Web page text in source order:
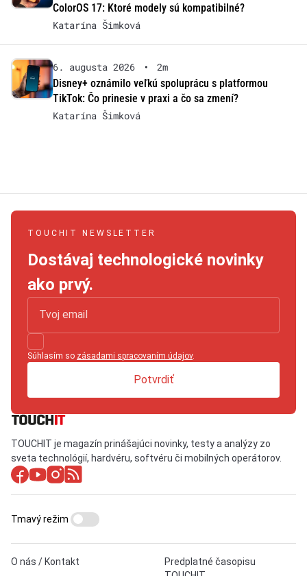
ColorOS 17: Ktoré modely sú kompatibilné?
Katarína Šimková
6. augusta 2026 •
2m
Disney+ oznámilo veľkú spoluprácu s platformou
TikTok: Čo prinesie v praxi a čo sa zmení?
Katarína Šimková
TOUCHIT NEWSLETTER
Dostávaj technologické novinky
ako prvý.
Súhlasím so zásadami spracovaním údajov.
Potvrdiť
TOUCHIT je magazín prinášajúci novinky, testy a analýzy zo
sveta technológií, hardvéru, softvéru či mobilných operátorov.
O nás / Kontakt
Predplatné časopisu
Tmavý režim